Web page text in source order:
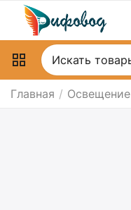
Главная / Освещение